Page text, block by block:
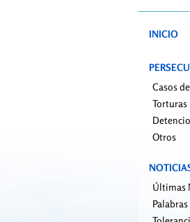
INICIO
Casos
Torturas
Otros
Últimas